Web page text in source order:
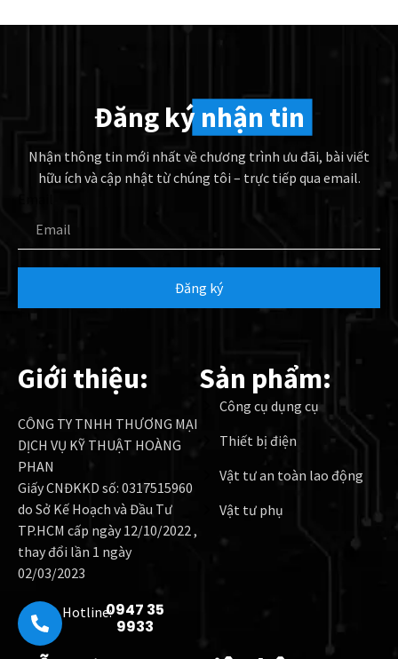
Đăng ký nhận tin
Nhận thông tin mới nhất về chương trình ưu đãi, bài viết
hữu ích và cập nhật từ chúng tôi – trực tiếp qua email.
Đăng ký
Giới thiệu:
CÔNG TY TNHH THƯƠNG MẠI
DỊCH VỤ KỸ THUẬT HOÀNG
PHAN
Giấy CNĐKKD số: 0317515960
do Sở Kế Hoạch và Đầu Tư
TP.HCM cấp ngày 12/10/2022 ,
thay đổi lần 1 ngày
02/03/2023
Hotline:0947 35
9933
Sản phẩm:
Công cụ dụng cụ
Thiết bị điện
Vật tư an toàn lao động
Vật tư phụ